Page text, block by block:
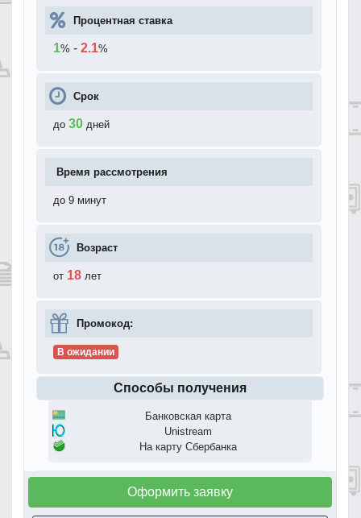
Процентная ставка
1% - 2.1%
Срок
до 30 дней
Время рассмотрения
до 9 минут
Возраст
от 18 лет
Промокод:
В ожидании
Способы получения
Банковская карта
Unistream
На карту Сбербанка
Оформить заявку